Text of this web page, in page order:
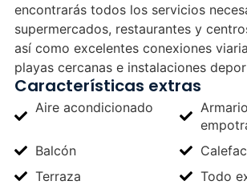
encontrarás todos los servicios
supermercados, restaurantes y
así como excelentes conexiones
playas cercanas e instalaciones
Características extras
Aire acondicionado
Balcón
Terraza
Todo